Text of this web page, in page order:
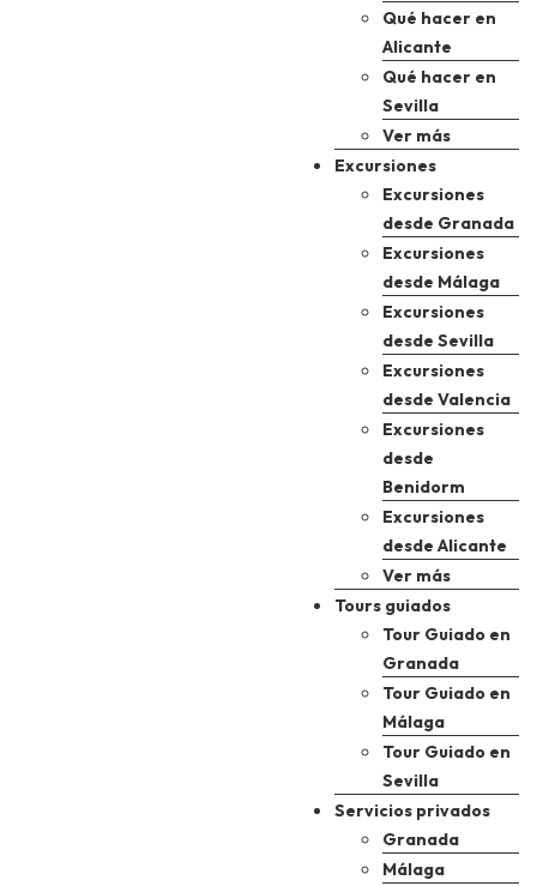
Qué hacer en
Alicante
Qué hacer en
Sevilla
Ver más
Excursiones
Excursiones
desde Granada
Excursiones
desde Málaga
Excursiones
desde Sevilla
Excursiones
desde Valencia
Excursiones
desde
Benidorm
Excursiones
desde Alicante
Ver más
Tours guiados
Tour Guiado en
Granada
Tour Guiado en
Málaga
Tour Guiado en
Sevilla
Servicios privados
Granada
Málaga